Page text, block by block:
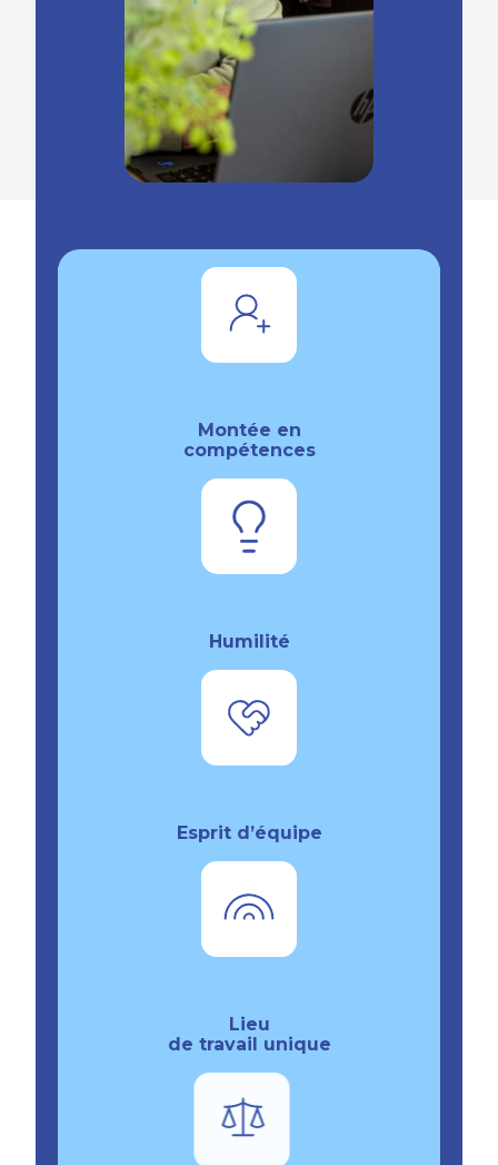
Montée en
compétences
Humilité
Esprit d’équipe
Lieu
de travail unique